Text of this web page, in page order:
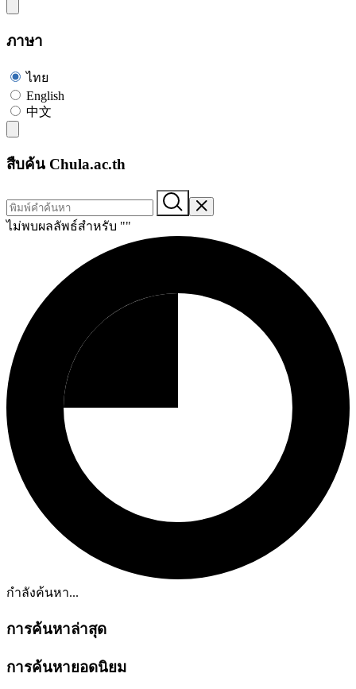
ภาษา
ไทย
English
中文
สืบค้น Chula.ac.th
ไม่พบผลลัพธ์สำหรับ ""
กำลังค้นหา...
การค้นหาล่าสุด
การค้นหายอดนิยม